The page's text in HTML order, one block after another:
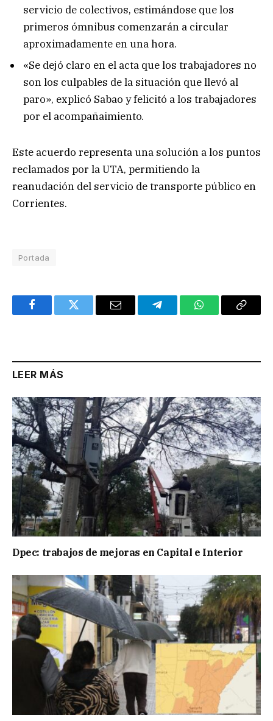
servicio de colectivos, estimándose que los
primeros ómnibus comenzarán a circular
aproximadamente en una hora.
«Se dejó claro en el acta que los trabajadores no
son los culpables de la situación que llevó al
paro», explicó Sabao y felicitó a los trabajadores
por el acompañaimiento.
Este acuerdo representa una solución a los puntos
reclamados por la UTA, permitiendo la
reanudación del servicio de transporte público en
Corrientes.
Portada
FacebookTwitter Email TelegramWhatsAppCopy
LEER MÁS
Dpec: trabajos de mejoras en Capital e Interior